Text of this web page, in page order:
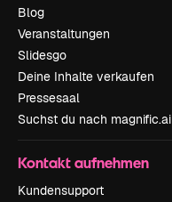
Blog
Veranstaltungen
Slidesgo
Deine Inhalte verkaufen
Pressesaal
Suchst du nach magnific.ai
Kontakt aufnehmen
Kundensupport